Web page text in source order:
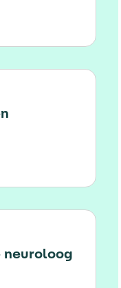
neuroloog